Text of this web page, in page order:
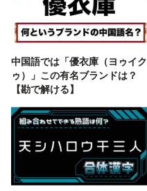
中国語では「優衣庫（ヨゥイク
ゥ）」この有名ブランドは？
【勘で解ける】